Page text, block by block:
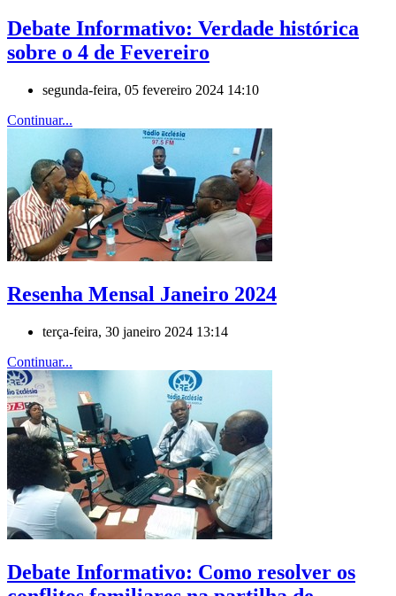
Debate Informativo: Verdade histórica
sobre o 4 de Fevereiro
segunda-feira, 05 fevereiro 2024 14:10
Continuar...
Resenha Mensal Janeiro 2024
terça-feira, 30 janeiro 2024 13:14
Continuar...
Debate Informativo: Como resolver os